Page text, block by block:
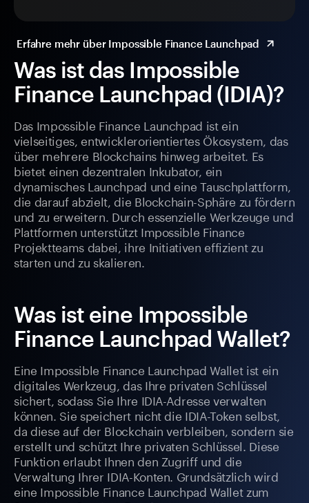
Was ist das Impossible
Finance Launchpad (IDIA)?
Das Impossible Finance Launchpad ist ein
vielseitiges, entwicklerorientiertes Ökosystem, das
über mehrere Blockchains hinweg arbeitet. Es
bietet einen dezentralen Inkubator, ein
dynamisches Launchpad und eine Tauschplattform,
die darauf abzielt, die Blockchain-Sphäre zu fördern
und zu erweitern. Durch essenzielle Werkzeuge und
Plattformen unterstützt Impossible Finance
Projektteams dabei, ihre Initiativen effizient zu
starten und zu skalieren.
Was ist eine Impossible
Finance Launchpad Wallet?
Eine Impossible Finance Launchpad Wallet ist ein
digitales Werkzeug, das Ihre privaten Schlüssel
sichert, sodass Sie Ihre IDIA-Adresse verwalten
können. Sie speichert nicht die IDIA-Token selbst,
da diese auf der Blockchain verbleiben, sondern sie
erstellt und schützt Ihre privaten Schlüssel. Diese
Funktion erlaubt Ihnen den Zugriff und die
Verwaltung Ihrer IDIA-Konten. Grundsätzlich wird
eine Impossible Finance Launchpad Wallet zum
Erfahre mehr über Impossible Finance Launchpad